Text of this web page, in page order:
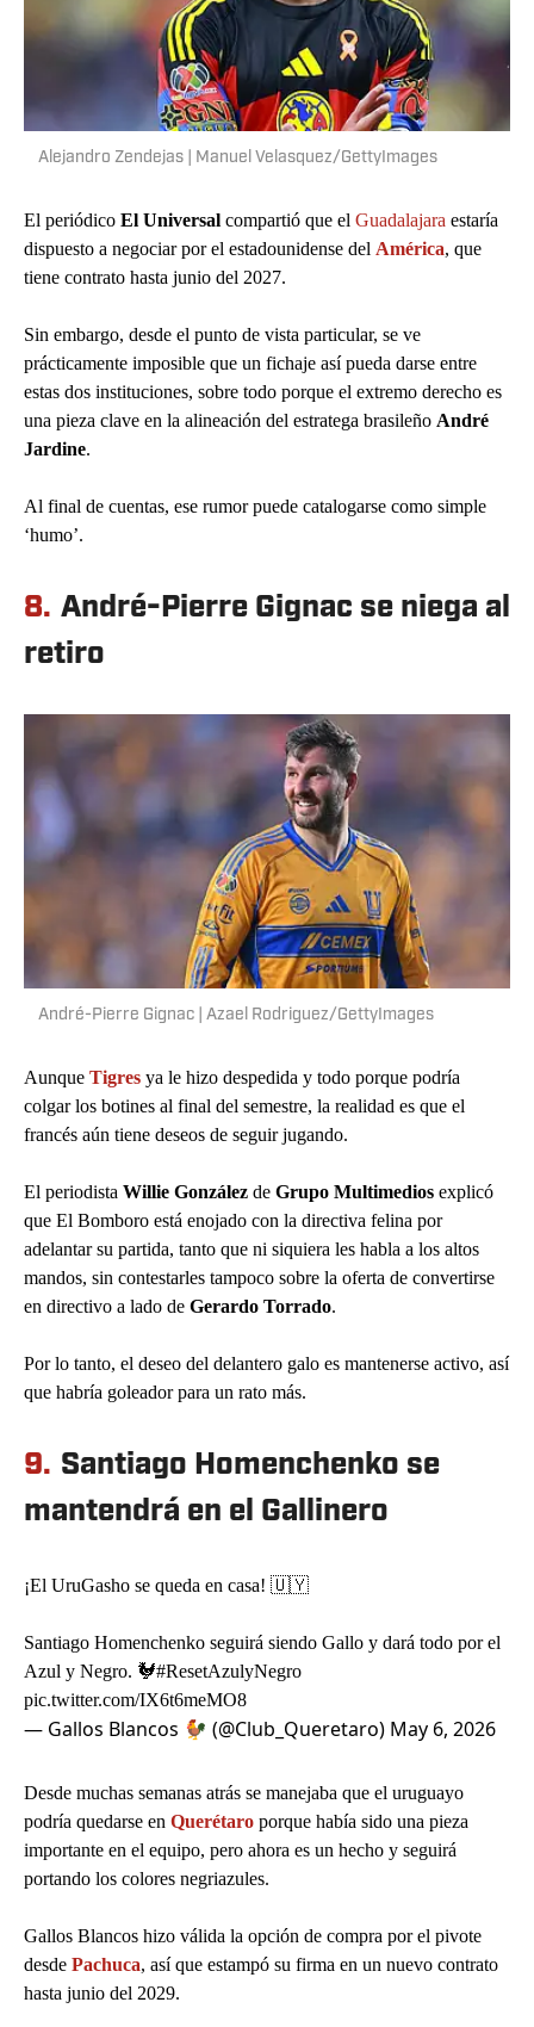
Alejandro Zendejas | Manuel Velasquez/GettyImages
El periódico El Universal compartió que el Guadalajara estaría
dispuesto a negociar por el estadounidense del América, que
tiene contrato hasta junio del 2027.
Sin embargo, desde el punto de vista particular, se ve
prácticamente imposible que un fichaje así pueda darse entre
estas dos instituciones, sobre todo porque el extremo derecho es
una pieza clave en la alineación del estratega brasileño André
Jardine.
Al final de cuentas, ese rumor puede catalogarse como simple
‘humo’.
8. André-Pierre Gignac se niega al
retiro
André-Pierre Gignac | Azael Rodriguez/GettyImages
Aunque Tigres ya le hizo despedida y todo porque podría
colgar los botines al final del semestre, la realidad es que el
francés aún tiene deseos de seguir jugando.
El periodista Willie González de Grupo Multimedios explicó
que El Bomboro está enojado con la directiva felina por
adelantar su partida, tanto que ni siquiera les habla a los altos
mandos, sin contestarles tampoco sobre la oferta de convertirse
en directivo a lado de Gerardo Torrado.
Por lo tanto, el deseo del delantero galo es mantenerse activo, así
que habría goleador para un rato más.
9. Santiago Homenchenko se
mantendrá en el Gallinero
¡El UruGasho se queda en casa! 🇺🇾
Santiago Homenchenko seguirá siendo Gallo y dará todo por el
Azul y Negro. 🐓#ResetAzulyNegro
pic.twitter.com/IX6t6meMO8
— Gallos Blancos 🐓 (@Club_Queretaro) May 6, 2026
Desde muchas semanas atrás se manejaba que el uruguayo
podría quedarse en Querétaro porque había sido una pieza
importante en el equipo, pero ahora es un hecho y seguirá
portando los colores negriazules.
Gallos Blancos hizo válida la opción de compra por el pivote
desde Pachuca, así que estampó su firma en un nuevo contrato
hasta junio del 2029.